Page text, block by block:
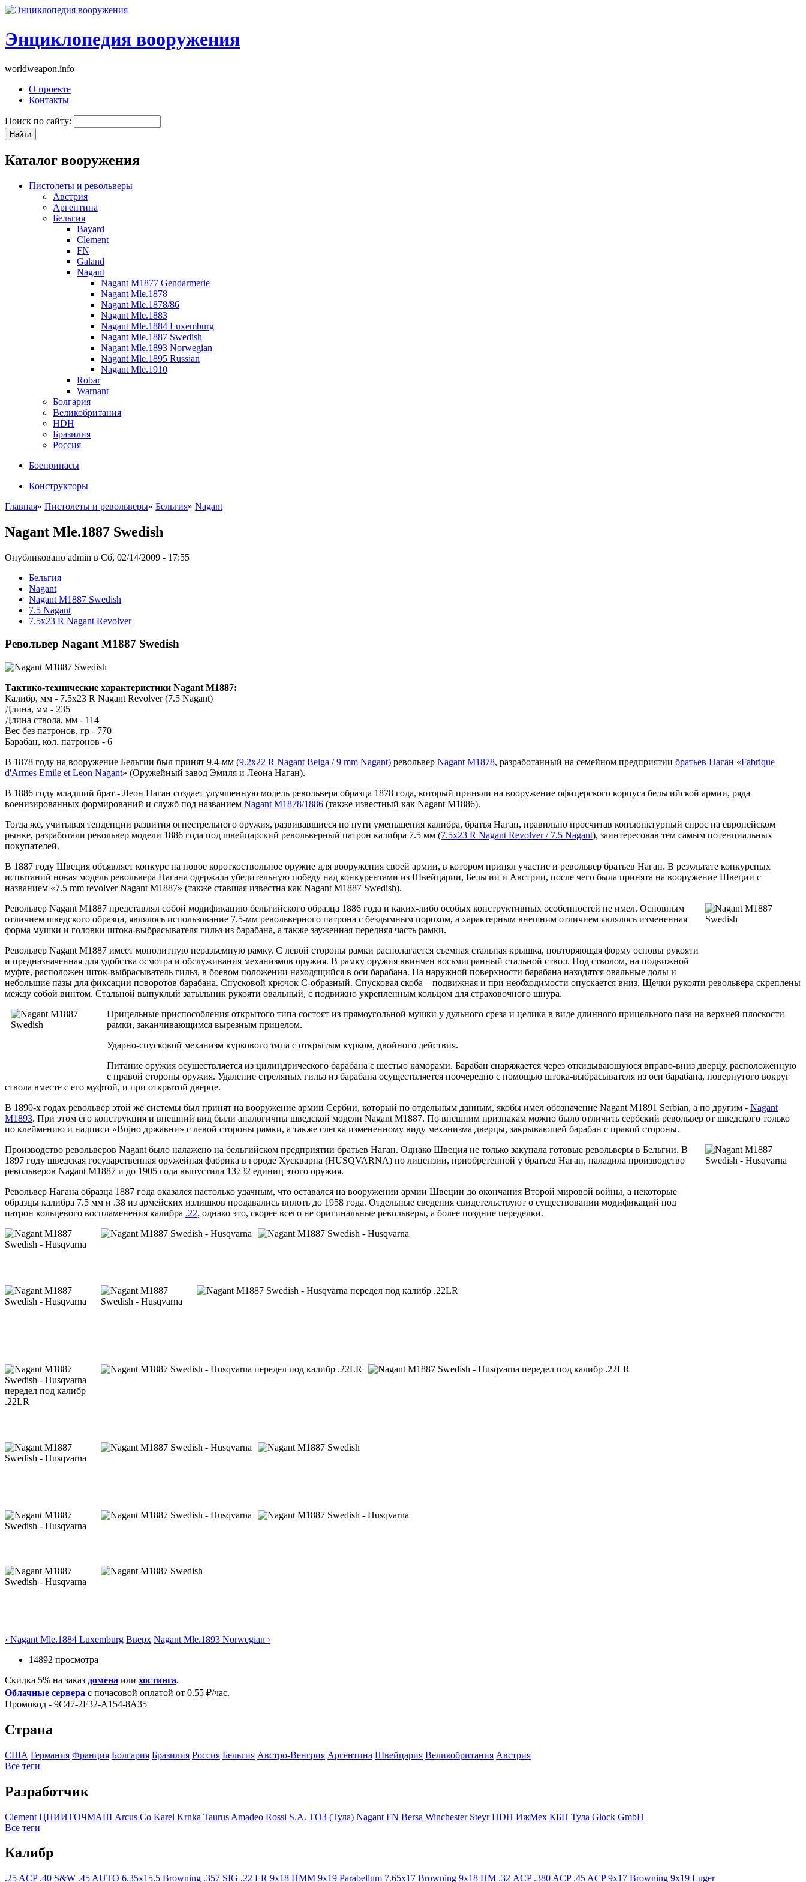
Энциклопедия вооружения
worldweapon.info
О проекте
Контакты
Поиск по сайту:
Каталог вооружения
Пистолеты и револьверы
Австрия
Аргентина
Бельгия
Bayard
Clement
FN
Galand
Nagant
Nagant M1877 Gendarmerie
Nagant Mle.1878
Nagant Mle.1878/86
Nagant Mle.1883
Nagant Mle.1884 Luxemburg
Nagant Mle.1887 Swedish
Nagant Mle.1893 Norwegian
Nagant Mle.1895 Russian
Nagant Mle.1910
Robar
Warnant
Болгария
Великобритания
HDH
Бразилия
Россия
Боеприпасы
Конструкторы
Главная» Пистолеты и револьверы» Бельгия» Nagant
Nagant Mle.1887 Swedish
Опубликовано admin в Сб, 02/14/2009 - 17:55
Бельгия
Nagant
Nagant M1887 Swedish
7.5 Nagant
7.5x23 R Nagant Revolver
Револьвер Nagant M1887 Swedish
Тактико-технические характеристики Nagant M1887:
Калибр, мм - 7.5x23 R Nagant Revolver (7.5 Nagant)
Длина, мм - 235
Длина ствола, мм - 114
Вес без патронов, гр - 770
Барабан, кол. патронов - 6
В 1878 году на вооружение Бельгии был принят 9.4-мм (9.2x22 R Nagant Belga / 9 mm Nagant) револьвер Nagant M1878, разработанный на семейном предприятии братьев Наган «Fabrique
d'Armes Emile et Leon Nagant» (Оружейный завод Эмиля и Леона Наган).
В 1886 году младший брат - Леон Наган создает улучшенную модель револьвера образца 1878 года, который приняли на вооружение офицерского корпуса бельгийской армии, ряда
военизированных формирований и служб под названием Nagant M1878/1886 (также известный как Nagant M1886).
Тогда же, учитывая тенденции развития огнестрельного оружия, развивавшиеся по пути уменьшения калибра, братья Наган, правильно просчитав конъюнктурный спрос на европейском
рынке, разработали револьвер модели 1886 года под швейцарский револьверный патрон калибра 7.5 мм (7.5x23 R Nagant Revolver / 7.5 Nagant), заинтересовав тем самым потенциальных
покупателей.
В 1887 году Швеция объявляет конкурс на новое короткоствольное оружие для вооружения своей армии, в котором принял участие и револьвер братьев Наган. В результате конкурсных
испытаний новая модель револьвера Нагана одержала убедительную победу над конкурентами из Швейцарии, Бельгии и Австрии, после чего была принята на вооружение Швеции с
названием «7.5 mm revolver Nagant M1887» (также ставшая известна как Nagant M1887 Swedish).
Револьвер Nagant M1887 представлял собой модификацию бельгийского образца 1886 года и каких-либо особых конструктивных особенностей не имел. Основным
отличием шведского образца, являлось использование 7.5-мм револьверного патрона с бездымным порохом, а характерным внешним отличием являлось измененная
форма мушки и головки штока-выбрасывателя гильз из барабана, а также зауженная передняя часть рамки.
Револьвер Nagant M1887 имеет монолитную неразъемную рамку. С левой стороны рамки располагается съемная стальная крышка, повторяющая форму основы рукояти
и предназначенная для удобства осмотра и обслуживания механизмов оружия. В рамку оружия ввинчен восьмигранный стальной ствол. Под стволом, на подвижной
муфте, расположен шток-выбрасыватель гильз, в боевом положении находящийся в оси барабана. На наружной поверхности барабана находятся овальные долы и
небольшие пазы для фиксации поворотов барабана. Спусковой крючок С-образный. Спусковая скоба – подвижная и при необходимости опускается вниз. Щечки рукояти револьвера скреплены
между собой винтом. Стальной выпуклый затыльник рукояти овальный, с подвижно укрепленным кольцом для страховочного шнура.
Прицельные приспособления открытого типа состоят из прямоугольной мушки у дульного среза и целика в виде длинного прицельного паза на верхней плоскости
рамки, заканчивающимся вырезным прицелом.
Ударно-спусковой механизм куркового типа с открытым курком, двойного действия.
Питание оружия осуществляется из цилиндрического барабана с шестью каморами. Барабан снаряжается через откидывающуюся вправо-вниз дверцу, расположенную
с правой стороны оружия. Удаление стреляных гильз из барабана осуществляется поочередно с помощью штока-выбрасывателя из оси барабана, повернутого вокруг
ствола вместе с его муфтой, и при открытой дверце.
В 1890-х годах револьвер этой же системы был принят на вооружение армии Сербии, который по отдельным данным, якобы имел обозначение Nagant M1891 Serbian, а по другим - Nagant
M1893. При этом его конструкция и внешний вид были аналогичны шведской модели Nagant M1887. По внешним признакам можно было отличить сербский револьвер от шведского только
по клеймению и надписи «Воjно државни» с левой стороны рамки, а также слегка измененному виду механизма дверцы, закрывающей барабан с правой стороны.
Производство револьверов Nagant было налажено на бельгийском предприятии братьев Наган. Однако Швеция не только закупала готовые револьверы в Бельгии. В
1897 году шведская государственная оружейная фабрика в городе Хускварна (HUSQVARNA) по лицензии, приобретенной у братьев Наган, наладила производство
револьверов Nagant M1887 и до 1905 года выпустила 13732 единиц этого оружия.
Револьвер Нагана образца 1887 года оказался настолько удачным, что оставался на вооружении армии Швеции до окончания Второй мировой войны, а некоторые
образцы калибра 7.5 мм и .38 из армейских излишков продавались вплоть до 1958 года. Отдельные сведения свидетельствуют о существовании модификаций под
патрон кольцевого воспламенения калибра .22, однако это, скорее всего не оригинальные револьверы, а более поздние переделки.
‹ Nagant Mle.1884 Luxemburg Вверх Nagant Mle.1893 Norwegian ›
14892 просмотра
Скидка 5% на заказ домена или хостинга.
Облачные сервера с почасовой оплатой от 0.55 ₽/час.
Промокод - 9C47-2F32-A154-8A35
Страна
США Германия Франция Болгария Бразилия Росcия Бельгия Австро-Венгрия Аргентина Швейцария Великобритания Австрия
Все теги
Разработчик
Clement ЦНИИТОЧМАШ Arcus Co Karel Krnka Taurus Amadeo Rossi S.A. ТОЗ (Тула) Nagant FN Bersa Winchester Steyr HDH ИжМех КБП Тула Glock GmbH
Все теги
Калибр
.25 ACP .40 S&W .45 AUTO 6.35x15.5 Browning .357 SIG .22 LR 9x18 ПММ 9x19 Parabellum 7.65x17 Browning 9x18 ПМ .32 ACP .380 ACP .45 ACP 9x17 Browning 9x19 Luger